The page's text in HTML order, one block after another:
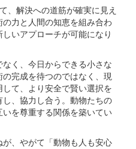
、解決への道筋が確実に⾒え
⼒と⼈間の知恵を組み合わ
いアプローチが可能になり
く、今⽇からできる⼩さな
完成を待つのではなく、現
て、より安全で賢い選択を
、協⼒し合う。動物たちの
を尊重する関係を築いてい
、やがて「動物も⼈も安⼼